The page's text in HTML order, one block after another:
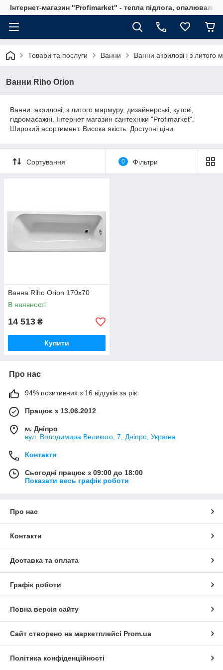
Інтернет-магазин "Profimarket" - тепла підлога,
Товари та послуги Ванни Ванни акрилові і з литого
Ванни Riho Orion
Ванни: акрилові, з литого мармуру, дизайнерські, кутові,
гідромасажні. Інтернет магазин сантехніки "Profimarket".
Широкий асортимент. Висока якість. Доступні ціни.
Сортування 0 Фільтри
Ванна Riho Orion 170x70
В наявності
14 513 ₴
Купити
Про нас
94% позитивних з 16 відгуків за рік
Працює з 13.06.2012
м. Дніпро
вул. Володимира Великого, 7, Дніпро, Україна
Контакти
Сьогодні працює з 09:00 до 18:00
Показати весь графік роботи
Про нас
Контакти
Доставка та оплата
Графік роботи
Повна версія сайту
Сайт створено на маркетплейсі Prom.ua
Політика конфіденційності